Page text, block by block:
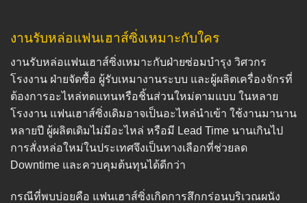
งานรับหล่อแฟนเฮาส์ซิ่งเหมาะกับใคร
งานรับหล่อแฟนเฮาส์ซิ่งเหมาะกับฝ่ายซ่อมบำรุง วิศวกร
โรงงาน ฝ่ายจัดซื้อ ผู้รับเหมางานระบบ และผู้ผลิตเครื่องจักรที่
ต้องการอะไหล่ทดแทนหรือชิ้นส่วนใหม่ตามแบบ ในหลาย
โรงงาน แฟนเฮาส์ซิ่งเดิมอาจเป็นอะไหล่นำเข้า ใช้งานมานาน
หลายปี ผู้ผลิตเดิมไม่มีอะไหล่ หรือมี Lead Time นานเกินไป
การสั่งหล่อใหม่ในประเทศจึงเป็นทางเลือกที่ช่วยลด
Downtime และควบคุมต้นทุนได้ดีกว่า
กรณีที่พบบ่อยคือ แฟนเฮาส์ซิ่งเกิดการสึกกร่อนบริเวณผนัง